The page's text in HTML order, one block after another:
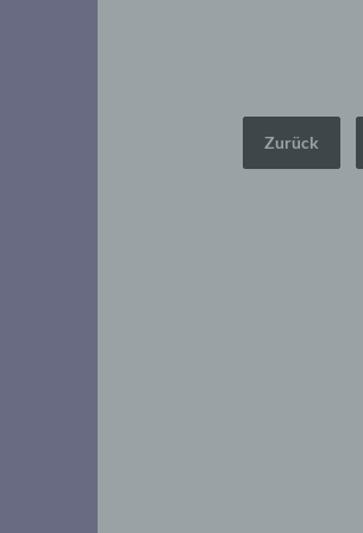
Seitennummerierung
Zurück